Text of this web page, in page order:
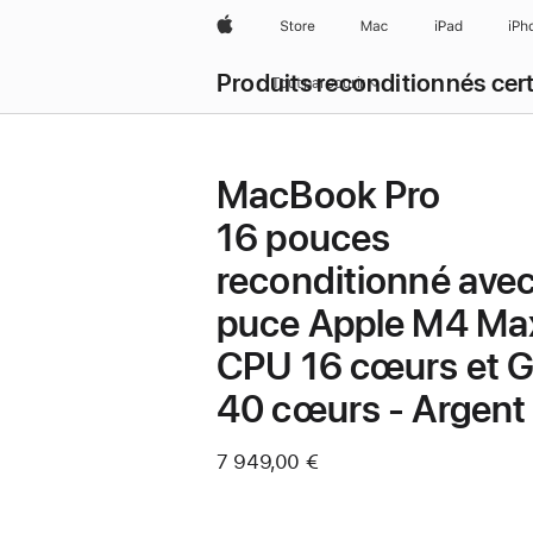
AppleStore Mac iPad
Produits reconditionnés
Tout parcourir
MacBook Pro
16 pouces
reconditionné
puce Apple M4
CPU 16 cœurs et
40 cœurs - Argent
7 949,00 €